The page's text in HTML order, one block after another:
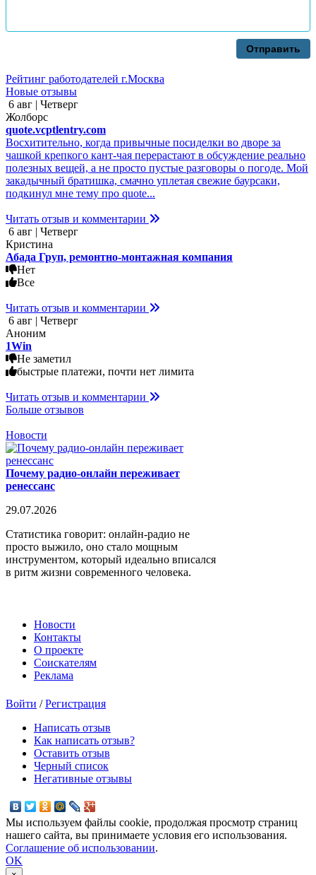
Отправить
Рейтинг работодателей г.Москва
Новые отзывы
6 авг | Четверг
Жолборс
quote.vcptlentry.com
Восхитительно, когда привычные посиделки во дворе за
чашкой крепкого кант-чая перерастают в обсуждение реально
полезных вещей, а не просто пустые разговоры о погоде. Мой
закадычный братишка, смачно уплетая свежие баурсаки,
подкинул мне тему про quote...
Читать отзыв и комментарии
6 авг | Четверг
Кристина
Абада Груп, ремонтно-монтажная компания
Нет
Все
Читать отзыв и комментарии
6 авг | Четверг
Аноним
1Win
Не заметил
быстрые платежи, почти нет лимита
Читать отзыв и комментарии
Больше отзывов
Новости
Почему радио-онлайн переживает
ренессанс
29.07.2026
Статистика говорит: онлайн-радио не
просто выжило, оно стало мощным
инструментом, который идеально вписался
в ритм жизни современного человека.
Новости
Контакты
О проекте
Соискателям
Реклама
Войти /Регистрация
Написать отзыв
Как написать отзыв?
Оставить отзыв
Черный список
Негативные отзывы
Мы используем файлы cookie, продолжая просмотр страниц
нашего сайта, вы принимаете условия его использования.
Соглашение об использовании.
OK